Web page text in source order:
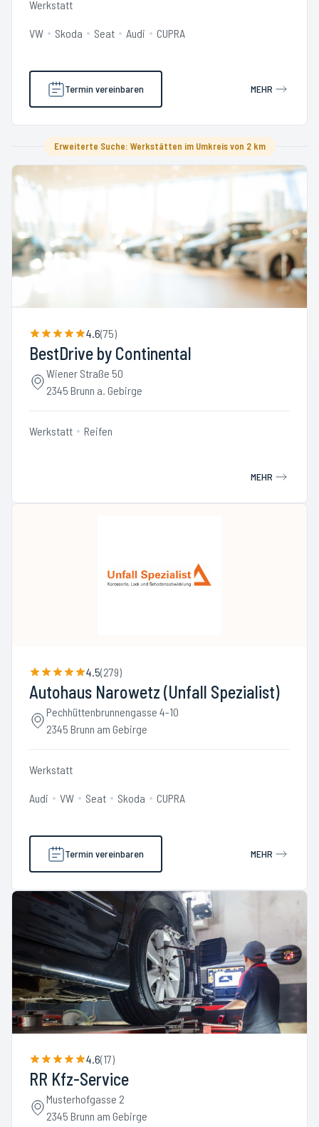
Werkstatt
VW Skoda Seat Audi CUPRA
Termin vereinbaren MEHR
Erweiterte Suche: Werkstätten im Umkreis von 2 km
4.6(75)
BestDrive by Continental
Wiener Straße 50
2345 Brunn a. Gebirge
Werkstatt Reifen
MEHR
4.5(279)
Autohaus Narowetz (Unfall Spezialist)
Pechhüttenbrunnengasse 4-10
2345 Brunn am Gebirge
Werkstatt
Audi VW Seat Skoda CUPRA
Termin vereinbaren MEHR
4.6(17)
RR Kfz-Service
Musterhofgasse 2
2345 Brunn am Gebirge